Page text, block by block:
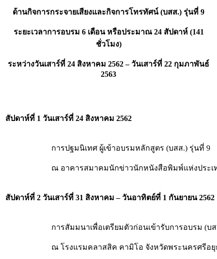
ด้านกิจการกระจายเสียงและกิจการโทรทัศน์ (บสส.) รุ่นที่ 9
ระยะเวลาการอบรม 6 เดือน หรือประมาณ 24 สัปดาห์ (141
ชั่วโมง)
ระหว่างวันเสาร์ที่ 24 สิงหาคม 2562 – วันเสาร์ที่ 22 กุมภาพันธ์
2563
สัปดาห์ที่ 1 วันเสาร์ที่ 24 สิงหาคม 2562
การปฐมนิเทศ ผู้เข้าอบรมหลักสูตร (บสส.) รุ่นที่ 9
ณ อาคารสมาคมนักข่าวนักหนังสือพิมพ์แห่งประเ
สัปดาห์ที่ 2 วันเสาร์ที่ 31 สิงหาคม – วันอาทิตย์ที่ 1 กันยายน 2562
การสัมมนาเพื่อเตรียมตัวก่อนเข้ารับการอบรม (บ
ณ โรงแรมคลาสสิค คามิโอ จังหวัดพระนครศรีอยุ